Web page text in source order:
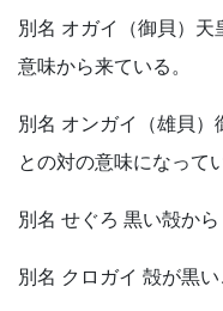
別名 オガイ（御貝）
意味から来ている。
別名 オンガイ（雄貝
との対の意味になって
別名 せぐろ 黒い殻か
別名 クロガイ 殻が黒い